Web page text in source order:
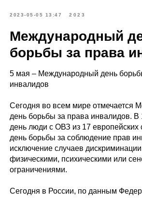
2023-05-05 13:47 2023
Международный
борьбы за права
5 мая – Международный день
инвалидов
Сегодня во всем мире отмечается
день борьбы за права инвалидов. В
день люди с ОВЗ из 17 европейских
день борьбы за соблюдение прав
исключение случаев
физическими, психическими или
ограничениями.
Сегодня в России, по данным